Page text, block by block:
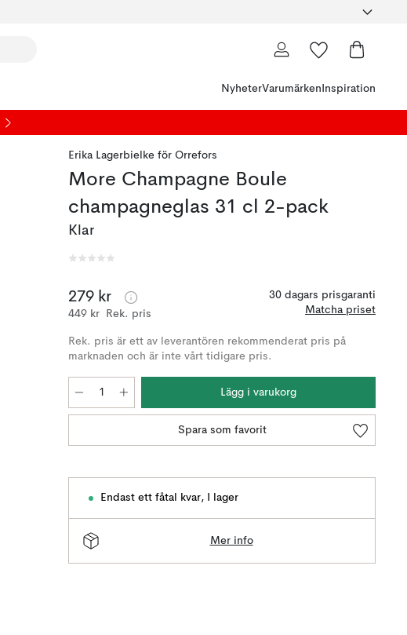
NyheterVarumärken Inspiration
Erika Lagerbielke för Orrefors
More Champagne Boule
champagneglas 31 cl 2-pack
Klar
279 kr
449 kr Rek. pris
30 dagars prisgaranti
Matcha priset
Rek. pris är ett av leverantören rekommenderat pris på
marknaden och är inte vårt tidigare pris.
Lägg i varukorg
Spara som favorit
Endast ett fåtal kvar, I lager
Mer info